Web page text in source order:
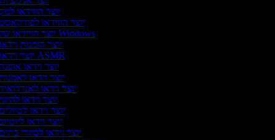
יוצר הווידאו
יוצר הווידאו
יוצר הווידאו של Windows
יוצר הזמנות
יוצר וידאו ASMR
יוצר וידאו
יוצר וידאו
יוצר וידאו
יוצר וידאו
יוצר וידאו
יוצר וידאו
יוצר וידאו לסיורי